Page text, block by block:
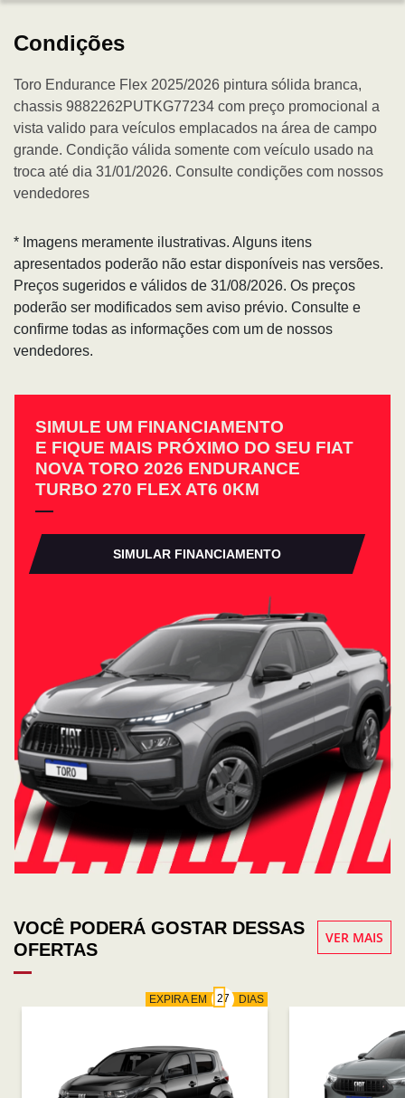
Condições
Toro Endurance Flex 2025/2026 pintura sólida branca,
chassis 9882262PUTKG77234 com preço promocional a
vista valido para veículos emplacados na área de campo
grande. Condição válida somente com veículo usado na
troca até dia 31/01/2026. Consulte condições com nossos
vendedores
* Imagens meramente ilustrativas. Alguns itens
apresentados poderão não estar disponíveis nas versões.
Preços sugeridos e válidos de 31/08/2026. Os preços
poderão ser modificados sem aviso prévio. Consulte e
confirme todas as informações com um de nossos
vendedores.
SIMULE UM FINANCIAMENTO
E FIQUE MAIS PRÓXIMO DO SEU FIAT
NOVA TORO 2026 ENDURANCE
TURBO 270 FLEX AT6 0KM
SIMULAR FINANCIAMENTO
VOCÊ PODERÁ GOSTAR DESSAS
OFERTAS
VER MAIS
EXPIRA EM DIAS